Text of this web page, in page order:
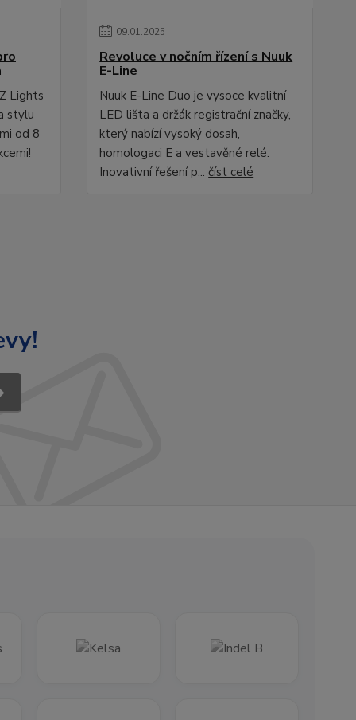
Lights
stylu
od 8
09.01.2025
Revoluce v nočním řízení s Nuuk
E-Line
Nuuk E-Line Duo je vysoce kvalitní
LED lišta a držák registrační značky,
který nabízí vysoký dosah,
homologaci E a vestavěné relé.
Inovativní řešení p...číst celé